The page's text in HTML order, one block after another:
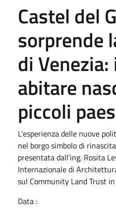
Castel del
sorprende
di
abitare
piccoli
L’esperienza delle nuove
nel borgo simbolo di
presentata dall’ing. Rosita
Internazionale di
sul Community Land Trust
Data :